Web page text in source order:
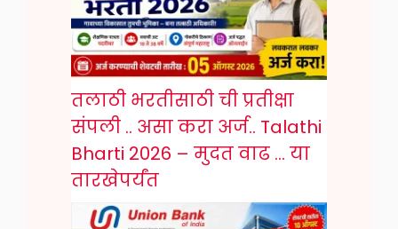
तलाठी भरतीसाठी ची प्रतीक्षा
संपली .. असा करा अर्ज.. Talathi
Bharti 2026 – मुदत वाढ … या
तारखेपर्यंत